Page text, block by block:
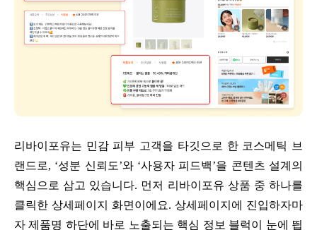
리바이포유는 민감 피부 고객을 타깃으로 한 코스메틱 브
랜드로, ‘성분 신뢰도’와 ‘사용자 피드백’을 콘텐츠 설계의
핵심으로 삼고 있습니다. 먼저 리바이포유 상품 중 하나를
클릭한 상세페이지 화면이에요. 상세페이지에 진입하자마
자 제품명 하단에 바로 노출되는 핵심 정보 블럭이 눈에 띕